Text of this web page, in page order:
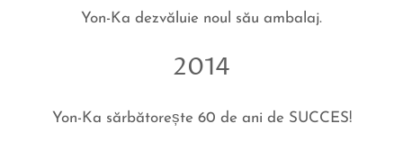
Yon-Ka dezvăluie noul său ambalaj.
2014
Yon-Ka sărbătorește 60 de ani de SUCCES!